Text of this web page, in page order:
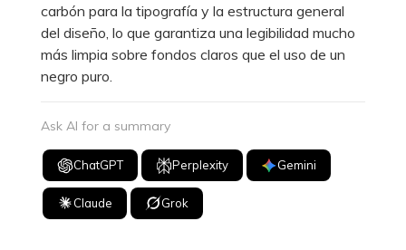
carbón para la tipografía y la estructura general
del diseño, lo que garantiza una legibilidad mucho
más limpia sobre fondos claros que el uso de un
negro puro.
Ask AI for a summary
ChatGPT Perplexity Gemini
Claude Grok